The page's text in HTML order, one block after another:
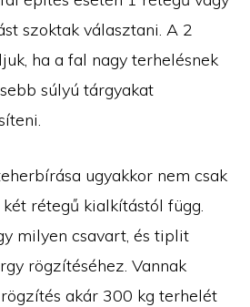
szoktak választani. A 2
ha a fal nagy terhelésnek
súlyú tárgyakat
ugyakkor nem csak
rétegű kialkítástól függ.
milyen csavart, és tiplit
rögzítéséhez. Vannak
akár 300 kg terhelét